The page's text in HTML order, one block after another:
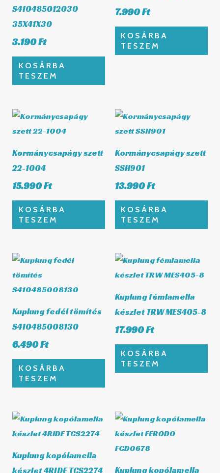
S410485012030
35X41X30
3.190Ft
KOSÁRBA
TESZEM
7.990Ft
KOSÁRBA
TESZEM
Kormánycsapágy szett
22-1004
15.990Ft
KOSÁRBA
TESZEM
Kormánycsapágy szett
SSH901
13.990Ft
KOSÁRBA
TESZEM
Kuplung fedél tömítés
S410485008130
6.490Ft
KOSÁRBA
TESZEM
Kuplung fémlamella
készlet TRW MES405-8
17.990Ft
KOSÁRBA
TESZEM
Kuplung kopólamella
készlet 4RIDE TCS2274
Kuplung kopólamella